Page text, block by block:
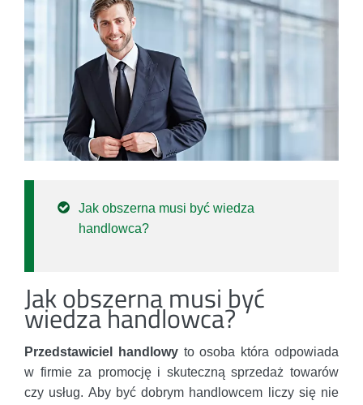
Jak obszerna musi być wiedza
handlowca?
Jak obszerna musi być
wiedza handlowca?
Przedstawiciel handlowyto osoba która odpowiada
w firmie za promocję i skuteczną sprzedaż towarów
czy usług. Aby być dobrym handlowcem liczy się nie